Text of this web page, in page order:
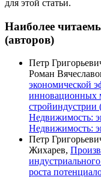
для этой статьи.
Наиболее
(авторов)
Петр
Роман
экономической
инновационных
стройиндустрии
Недвижимость:
Недвижимость:
Петр
Жихарев,
роста